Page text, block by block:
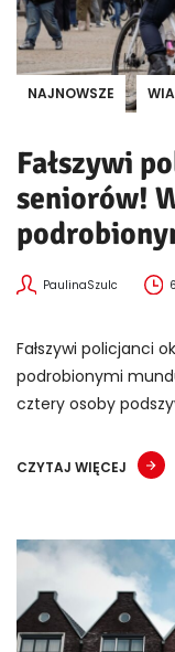
NAJNOWSZE
Fałszywi
seniorów!
PaulinaSzulc
Fałszywi policjanci
podrobionymi
cztery osoby
CZYTAJ WIĘCEJ